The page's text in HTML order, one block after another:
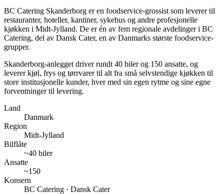
BC Catering Skanderborg er en foodservice-grossist som leverer til
restauranter, hoteller, kantiner, sykehus og andre profesjonelle
kjøkken i Midt-Jylland. De er én av fem regionale avdelinger i BC
Catering, del av Dansk Cater, en av Danmarks største foodservice-
grupper.
Skanderborg-anlegget driver rundt 40 biler og 150 ansatte, og
leverer kjøl, frys og tørrvarer til alt fra små selvstendige kjøkken til
store institusjonelle kunder, hver med sin egen rytme og sine egne
forventninger til levering.
Land
Danmark
Region
Midt-Jylland
Bilflåte
~40 biler
Ansatte
~150
Konsern
BC Catering · Dansk Cater